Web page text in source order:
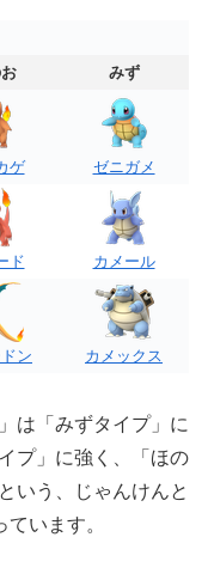
みず
ゲ ゼニガメ
ド カメール
ン カメックス
は「みずタイプ」に
プ」に強く、「ほの
いう、じゃんけんと
います。